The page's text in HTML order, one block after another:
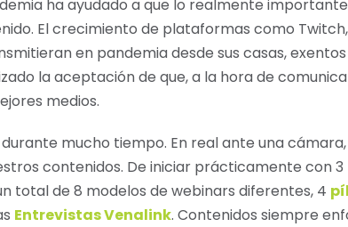
ha ayudado a que lo realmente
El crecimiento de plataformas como
en pandemia desde sus casas,
la aceptación de que, a la hora de
medios.
mucho tiempo. En real ante una
contenidos. De iniciar prácticamente con
total de 8 modelos de webinars diferentes, 4
Entrevistas Venalink. Contenidos siempre